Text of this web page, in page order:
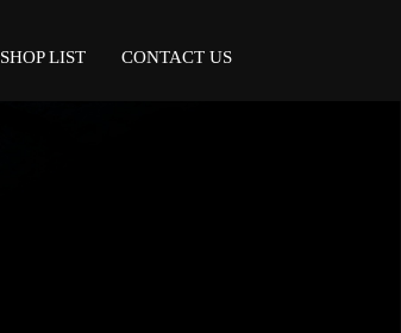
SHOP LIST CONTACT US